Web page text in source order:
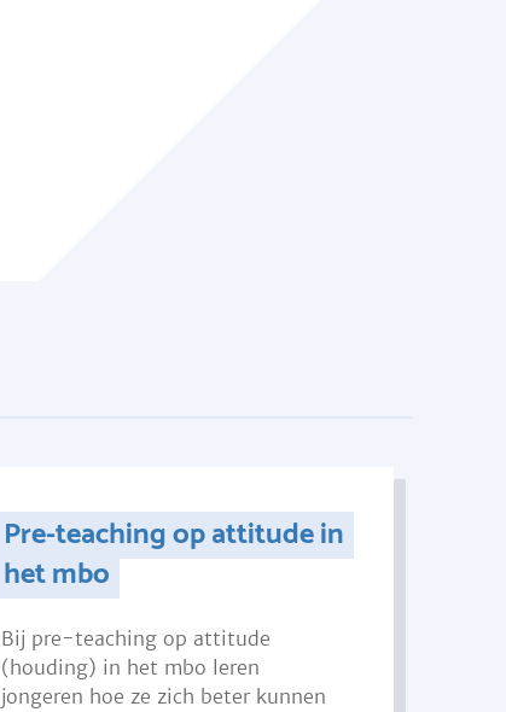
Pre-teaching op attitude in
het mbo
Bij pre-teaching op attitude
(houding) in het mbo leren
jongeren hoe ze zich beter kunnen